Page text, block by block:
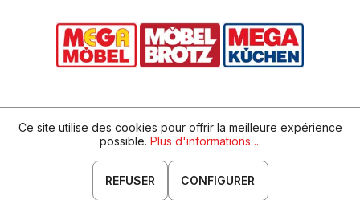
Ce site utilise des cookies pour offrir la meilleure expérience
possible. Plus d'informations ...
REFUSER CONFIGURER